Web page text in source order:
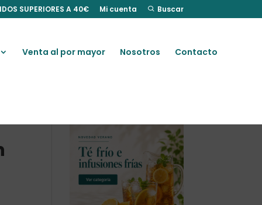
SUPERIORES A 40€ Mi cuenta Buscar
Venta al por mayor Nosotros Contacto